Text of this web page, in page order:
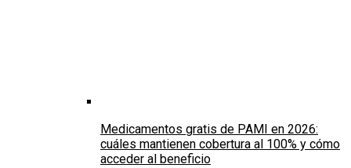
Medicamentos gratis de PAMI en 2026:
cuáles mantienen cobertura al 100% y cómo
acceder al beneficio